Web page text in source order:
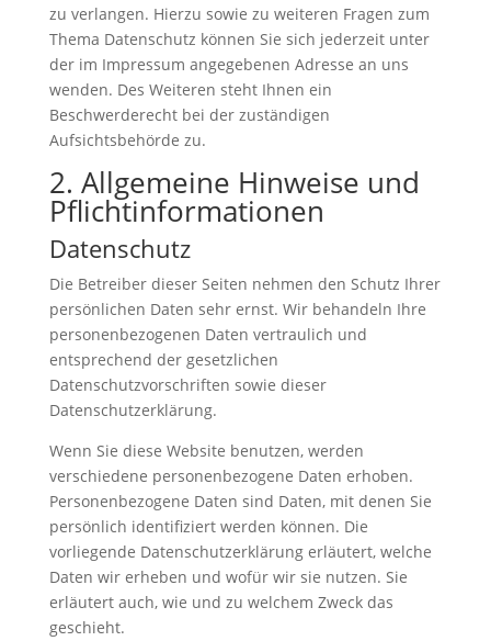
zu verlangen. Hierzu sowie zu weiteren Fragen zum
Thema Datenschutz können Sie sich jederzeit unter
der im Impressum angegebenen Adresse an uns
wenden. Des Weiteren steht Ihnen ein
Beschwerderecht bei der zuständigen
Aufsichtsbehörde zu.
2. Allgemeine Hinweise und
Pflichtinformationen
Datenschutz
Die Betreiber dieser Seiten nehmen den Schutz Ihrer
persönlichen Daten sehr ernst. Wir behandeln Ihre
personenbezogenen Daten vertraulich und
entsprechend der gesetzlichen
Datenschutzvorschriften sowie dieser
Datenschutzerklärung.
Wenn Sie diese Website benutzen, werden
verschiedene personenbezogene Daten erhoben.
Personenbezogene Daten sind Daten, mit denen Sie
persönlich identifiziert werden können. Die
vorliegende Datenschutzerklärung erläutert, welche
Daten wir erheben und wofür wir sie nutzen. Sie
erläutert auch, wie und zu welchem Zweck das
geschieht.